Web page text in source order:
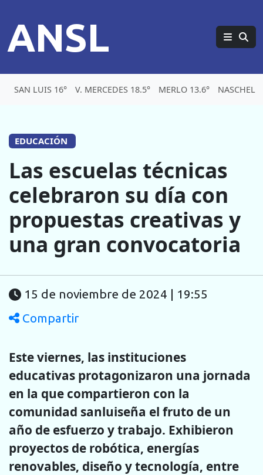
ANSL
SAN LUIS 16° V. MERCEDES 18.5° MERLO 13.6° NASCHEL
EDUCACIÓN
Las escuelas técnicas
celebraron su día con
propuestas creativas y
una gran convocatoria
15 de noviembre de 2024 | 19:55
Compartir
Este viernes, las instituciones
educativas protagonizaron una jornada
en la que compartieron con la
comunidad sanluiseña el fruto de un
año de esfuerzo y trabajo. Exhibieron
proyectos de robótica, energías
renovables, diseño y tecnología, entre